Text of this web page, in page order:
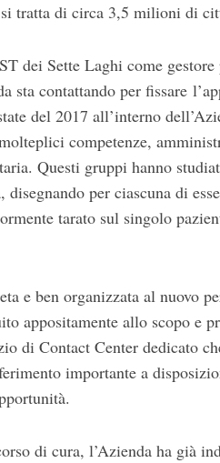
tratta di circa 3,5 milioni di
dei Sette Laghi come
sta contattando per fissare
del 2017 all’interno
competenze,
Questi gruppi hanno
per ciascuna di
tarato sul singolo
e ben organizzata al nuovo
appositamente allo scopo e
di Contact Center dedicato
importante a
di cura, l’Azienda ha già